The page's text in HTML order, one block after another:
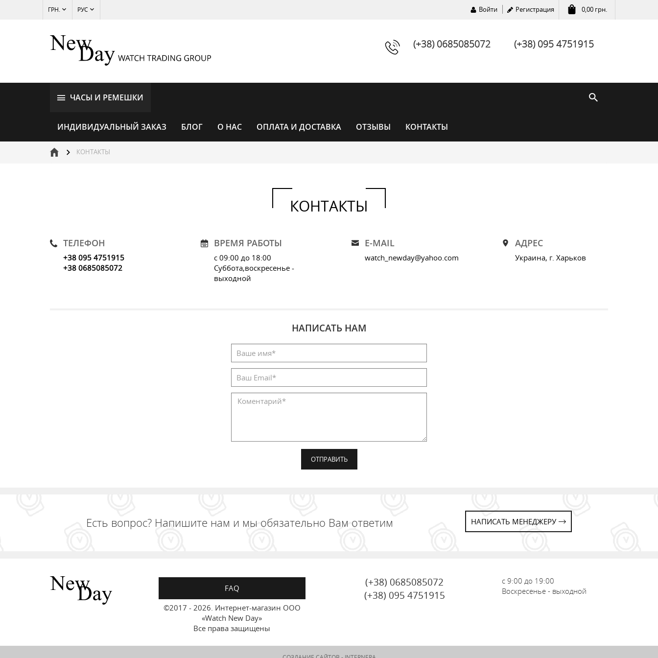
ГРН. РУС Войти Регистрация 0,00 грн.
(+38) 0685085072 (+38) 095 4751915
ЧАСЫ И РЕМЕШКИ
ИНДИВИДУАЛЬНЫЙ ЗАКАЗ БЛОГ О НАС ОПЛАТА И ДОСТАВКА ОТЗЫВЫ КОНТАКТЫ
ЧАСЫ ЖЕНСКИЕ
ЧАСЫ МУЖСКИЕ
УНИСЕКС
КОНТАКТЫ
КОНТАКТЫ
АДРЕС
Украина, г. Харьков
E-MAIL
watch_newday@yahoo.com
ВРЕМЯ РАБОТЫ
с 09:00 до 18:00
Суббота,воскресенье -
выходной
ТЕЛЕФОН
+38 095 4751915
+38 0685085072
НАПИСАТЬ НАМ
Есть вопрос? Напишите нам и мы обязательно Вам ответим НАПИСАТЬ МЕНЕДЖЕРУ
FAQ
©2017 - 2026. Интернет-магазин ООО
«Watch New Day»
Все права защищены
(+38) 0685085072
(+38) 095 4751915
с 9:00 до 19:00
Воскресенье - выходной